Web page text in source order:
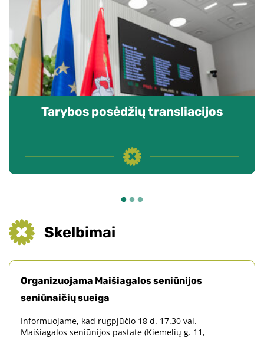
Tarybos posėdžių transliacijos
Skelbimai
Organizuojama Maišiagalos seniūnijos
seniūnaičių sueiga
Informuojame, kad rugpjūčio 18 d. 17.30 val.
Maišiagalos seniūnijos pastate (Kiemelių g. 11,